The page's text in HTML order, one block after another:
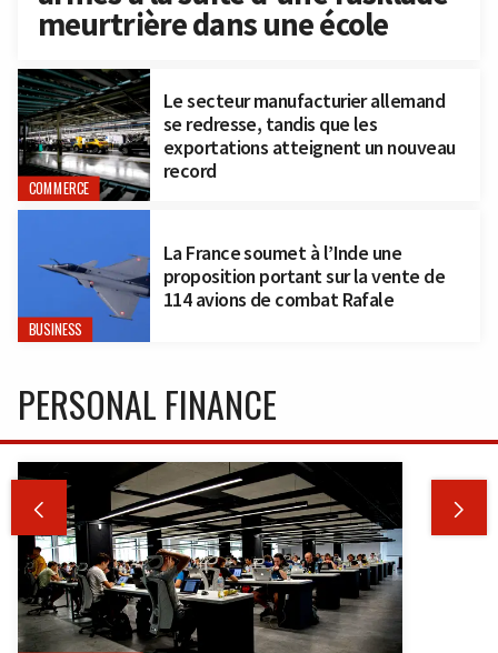
meurtrière dans une école
COMMERCE
Le secteur manufacturier allemand
se redresse, tandis que les
exportations atteignent un nouveau
record
BUSINESS
La France soumet à l’Inde une
proposition portant sur la vente de
114 avions de combat Rafale
PERSONAL FINANCE
 